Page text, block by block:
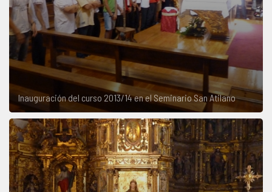
Inauguración del curso 2013/14 en el Seminario San Atilano